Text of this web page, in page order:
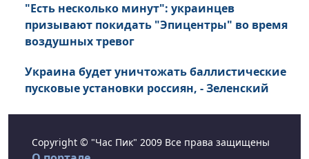
"Есть несколько минут": украинцев
призывают покидать "Эпицентры" во время
воздушных тревог
Украина будет уничтожать баллистические
пусковые установки россиян, - Зеленский
Copyright © "Час Пик" 2009 Все права защищены